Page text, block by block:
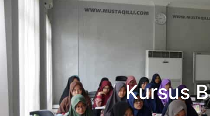
Kursus